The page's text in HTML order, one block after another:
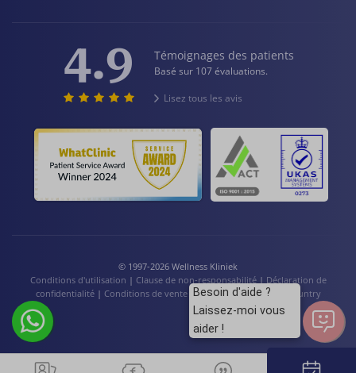
4.9 Témoignages des patients
Basé sur 107 évaluations.
Lisez tous les avis
© 1997-2026 Wellness Kliniek
Conditions d'utilisation | Clause de non-responsabilité| Déclaration de
confidentialité| Conditions de vente|Cookies |Language / Country
Besoin d'aide ?
Laissez-moi vous
aider !